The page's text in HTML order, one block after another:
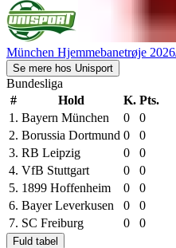
München Hjemmebanetrøje
Se mere hos Unisport
Bundesliga
#
Hold K. Pts.
1. Bayern München 0
0
2. Borussia Dortmund 0
0
3. RB Leipzig 0
0
4. VfB Stuttgart 0
0
5. 1899 Hoffenheim 0
0
6. Bayer Leverkusen 0
0
7. SC Freiburg 0 0
Fuld tabel